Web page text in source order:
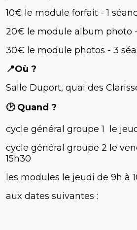
10€ le module forfait - 1
20€ le module album photo
30€ le module photos - 3
📍Où ?
Salle Duport, quai des
🕑 Quand ?
cycle général groupe 1 le
cycle général groupe 2 le
15h30
les modules le jeudi de 9h à
aux dates suivantes :